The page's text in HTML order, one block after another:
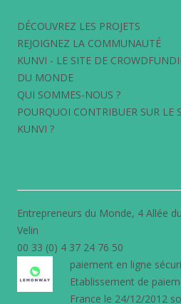
DÉCOUVREZ LES PROJETS
REJOIGNEZ LA COMMUNAUTÉ
KUNVI - LE SITE DE
DU MONDE
QUI SOMMES-NOUS ?
POURQUOI CONTRIBUER SUR LE
KUNVI ?
Entrepreneurs du Monde, 4 Allée
Velin
00 33 (0) 4 37 24 76 50
paiement en ligne
Etablissement de
France le 24/12/2012